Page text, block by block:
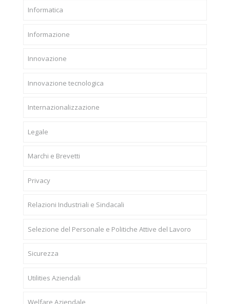
Informatica
Informazione
Innovazione
Innovazione tecnologica
Internazionalizzazione
Legale
Marchi e Brevetti
Privacy
Relazioni Industriali e Sindacali
Selezione del Personale e Politiche Attive del Lavoro
Sicurezza
Utilities Aziendali